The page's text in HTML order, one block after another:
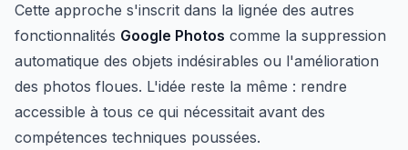
Cette approche s'inscrit dans la lignée des autres
fonctionnalités Google Photos comme la suppression
automatique des objets indésirables ou l'amélioration
des photos floues. L'idée reste la même : rendre
accessible à tous ce qui nécessitait avant des
compétences techniques poussées.